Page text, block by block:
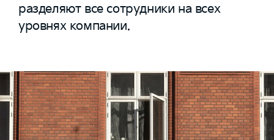
разделяют все сотрудники на всех
уровнях компании.